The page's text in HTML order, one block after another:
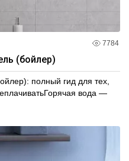
7784
(бойлер)
полный гид для тех,
вода —